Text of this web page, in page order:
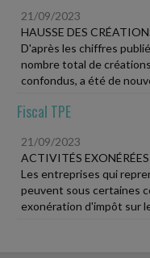
21/09/2023
HAUSSE DES
D'après les chiffres
nombre total de
confondus, a été de
Fiscal TPE
21/09/2023
ACTIVITÉS EXONÉRÉES
Les entreprises qui
peuvent sous certaines
exonération d'impôt sur